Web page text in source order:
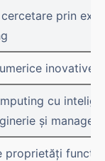
prin
inovative
cu
și
proprietăți